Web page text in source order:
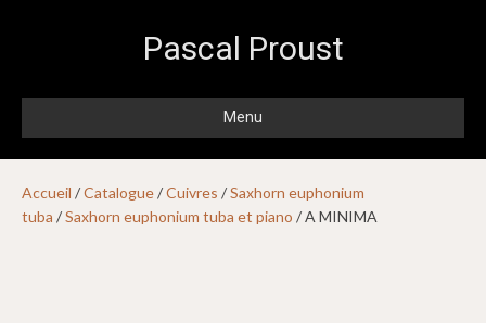
Pascal Proust
Menu
Accueil /Catalogue/Cuivres /Saxhorn euphonium
tuba /Saxhorn euphonium tuba et piano / A MINIMA